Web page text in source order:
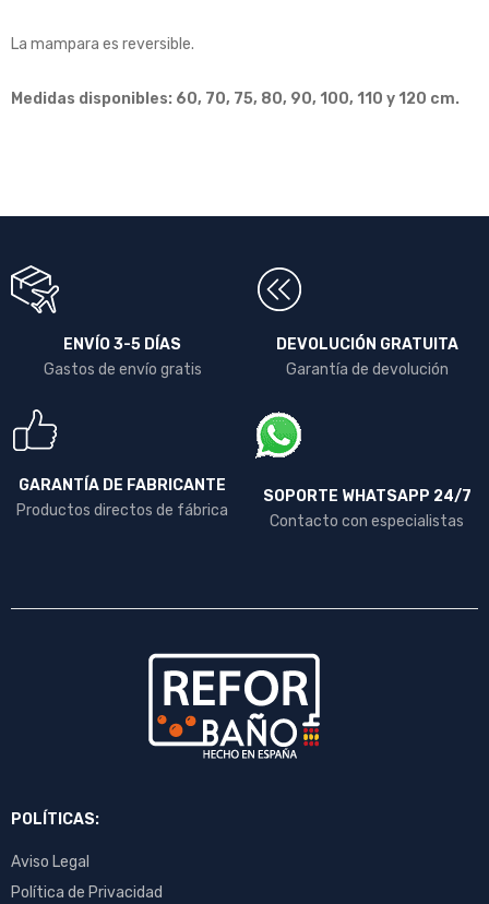
La mampara es reversible.
Medidas disponibles: 60, 70, 75, 80, 90, 100, 110 y 120 cm.
ENVÍO 3-5 DÍAS
Gastos de envío gratis
DEVOLUCIÓN GRATUITA
Garantía de devolución
GARANTÍA DE FABRICANTE
Productos directos de fábrica
SOPORTE WHATSAPP 24/7
Contacto con especialistas
POLÍTICAS:
Aviso Legal
Política de Privacidad